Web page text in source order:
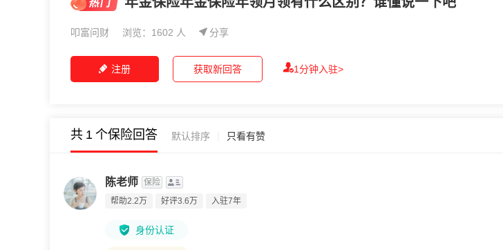
叩富问财 浏览：1602 人 分享
注册 1分钟入驻>
获取新回答
共 1 个保险回答 默认排序 只看有赞
陈老师 保险
帮助2.2万
好评3.6万 入驻7年
身份认证